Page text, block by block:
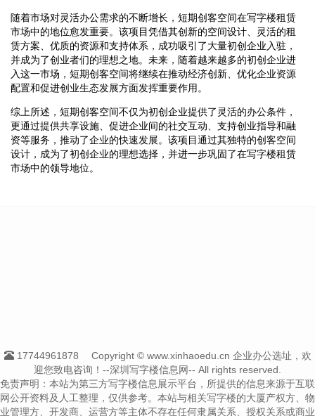
随着市场对灵活办公需求的不断增长，短期创客空间在写字楼租赁
市场中的地位愈发重要。该项目凭借其创新的空间设计、灵活的租
赁方案、优质的资源和支持体系，成功吸引了大量初创企业入驻，
并成为了创业者们的理想之地。未来，随着越来越多的初创企业进
入这一市场，短期创客空间将继续在推动经济创新、优化企业资源
配置和促进创业生态发展方面发挥重要作用。
综上所述，短期创客空间不仅为初创企业提供了灵活的办公条件，
更通过提供共享设施、促进企业间的社交互动、支持创业指导和融
资等服务，推动了企业的快速发展。该项目通过其独特的创客空间
设计，成为了初创企业的理想选择，并进一步巩固了在写字楼租赁
市场中的领导地位。
17744961878
Copyright © www.xinhaoedu.cn 企业办公选址，欢
迎您致电咨询！--深圳写字楼信息网-- All rights reserved.
免责声明：本站为第三方写字楼信息展示平台，所提供的信息来源于互联
网公开资料及人工整理，仅供参考。本站与相关写字楼的大厦产权方、物
业管理方、开发商、运营方等主体不存在任何隶属关系、授权关系或商业